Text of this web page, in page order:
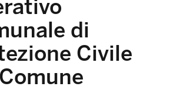
di
Civile